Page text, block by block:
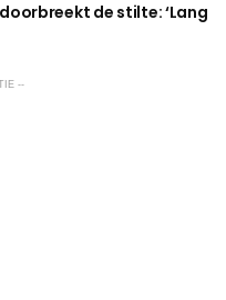
de stilte: ‘Lang
--